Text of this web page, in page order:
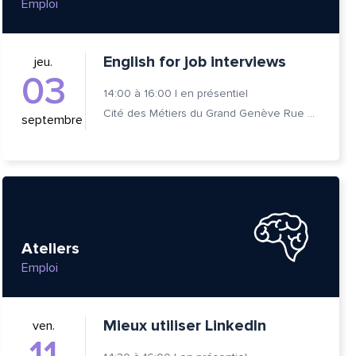
Emploi
jeu.
03
septembre
English for job interviews
14:00 à 16:00 | en présentiel
Cité des Métiers du Grand Genève Rue Prévost-Martin 6 1205 Genève
Ateliers
Emploi
ven. Mieux utiliser LinkedIn